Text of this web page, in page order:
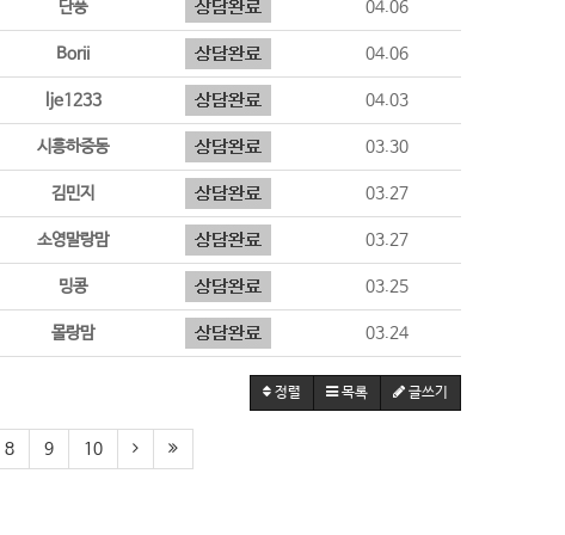
단풍 04.06
Borii 04.06
lje1233 04.03
시흥하중동 03.30
김민지 03.27
소영말랑맘 03.27
밍콩 03.25
몰랑맘 03.24
정렬 목록 글쓰기
8 9 10